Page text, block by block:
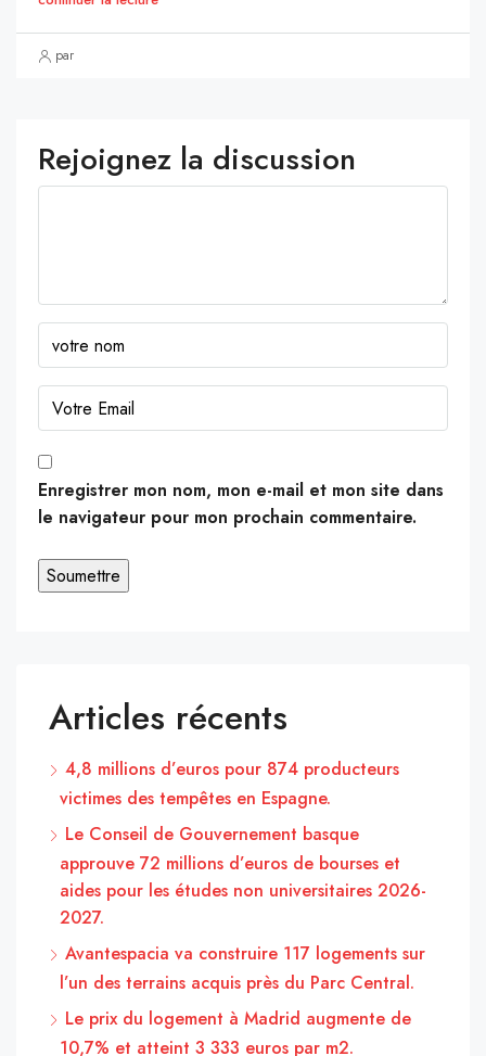
par
Rejoignez la discussion
Enregistrer mon nom, mon e-mail et mon site dans
le navigateur pour mon prochain commentaire.
Articles récents
4,8 millions d’euros pour 874 producteurs
victimes des tempêtes en Espagne.
Le Conseil de Gouvernement basque
approuve 72 millions d’euros de bourses et
aides pour les études non universitaires 2026-
2027.
Avantespacia va construire 117 logements sur
l’un des terrains acquis près du Parc Central.
Le prix du logement à Madrid augmente de
10,7% et atteint 3 333 euros par m2.